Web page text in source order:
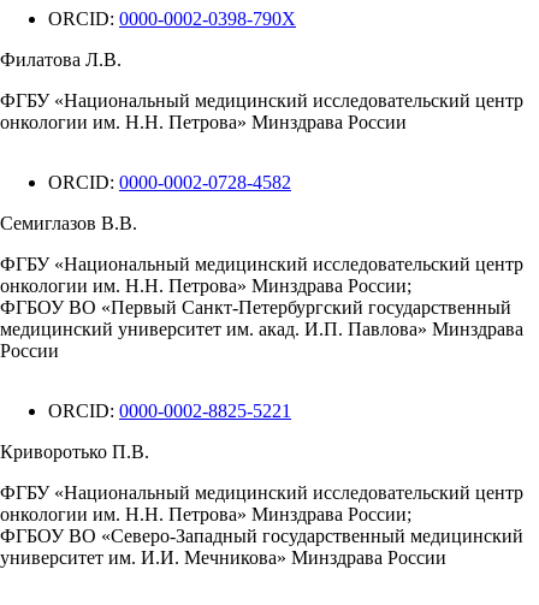
ORCID: 0000-0002-0398-790X
Филатова Л.В.
ФГБУ «Национальный медицинский исследовательский центр
онкологии им. Н.Н. Петрова» Минздрава России
ORCID: 0000-0002-0728-4582
Семиглазов В.В.
ФГБУ «Национальный медицинский исследовательский центр
онкологии им. Н.Н. Петрова» Минздрава России;
ФГБОУ ВО «Первый Санкт-Петербургский государственный
медицинский университет им. акад. И.П. Павлова» Минздрава
России
ORCID: 0000-0002-8825-5221
Криворотько П.В.
ФГБУ «Национальный медицинский исследовательский центр
онкологии им. Н.Н. Петрова» Минздрава России;
ФГБОУ ВО «Северо-Западный государственный медицинский
университет им. И.И. Мечникова» Минздрава России